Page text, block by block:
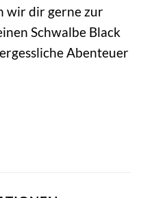
wir dir gerne zur
Schwalbe Black
Abenteuer